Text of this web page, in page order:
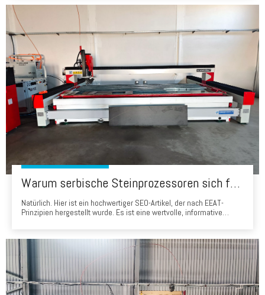
Badezimmerbildschirm hergestellt wird. 1.MoSture-Proof Board Das
erste Material, das Ihnen vorgestellt wurde, ist das MO
Warum serbische Steinprozessoren sich für Head Waterjets entscheiden: Eine Erfolgsgeschichte von 'Made in China'
Natürlich. Hier ist ein hochwertiger SEO-Artikel, der nach EEAT-
Prinzipien hergestellt wurde. Es ist eine wertvolle, informative
Head Water Jet demonstriert. Warum serbische Steinprozessoren